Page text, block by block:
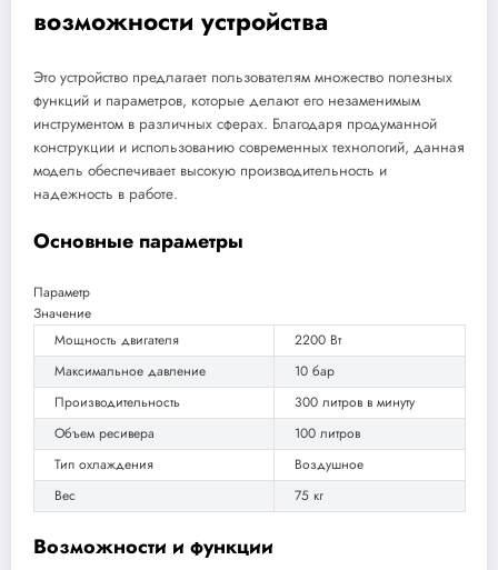
возможности устройства
Это устройство предлагает пользователям множество полезных
функций и параметров, которые делают его незаменимым
инструментом в различных сферах. Благодаря продуманной
конструкции и использованию современных технологий, данная
модель обеспечивает высокую производительность и
надежность в работе.
Основные параметры
Параметр
Значение
Мощность двигателя
2200 Вт
Максимальное давление
10 бар
Производительность
300 литров в минуту
Объем ресивера
100 литров
Тип охлаждения
Воздушное
Вес
75 кг
Возможности и функции